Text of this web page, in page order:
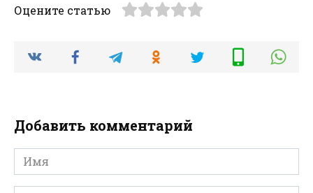
Оцените статью
Добавить комментарий
Имя
*